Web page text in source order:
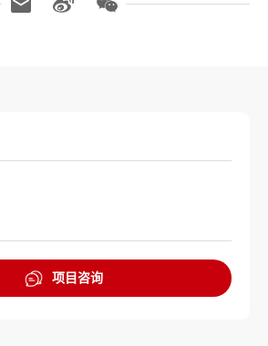
项目咨询